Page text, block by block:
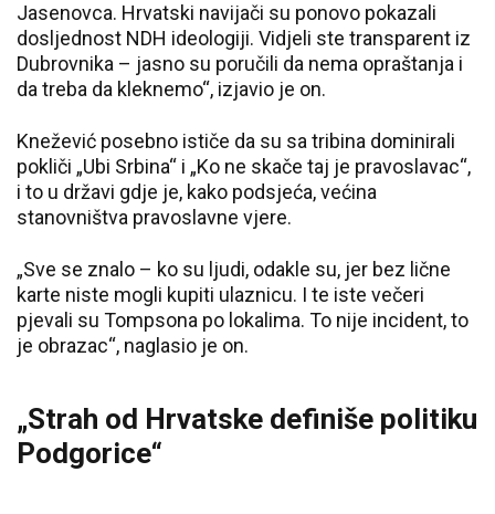
Jasenovca. Hrvatski navijači su ponovo pokazali
dosljednost NDH ideologiji. Vidjeli ste transparent iz
Dubrovnika – jasno su poručili da nema opraštanja i
da treba da kleknemo“, izjavio je on.
Knežević posebno ističe da su sa tribina dominirali
pokliči „Ubi Srbina“ i „Ko ne skače taj je pravoslavac“,
i to u državi gdje je, kako podsjeća, većina
stanovništva pravoslavne vjere.
„Sve se znalo – ko su ljudi, odakle su, jer bez lične
karte niste mogli kupiti ulaznicu. I te iste večeri
pjevali su Tompsona po lokalima. To nije incident, to
je obrazac“, naglasio je on.
„Strah od Hrvatske definiše politiku
Podgorice“